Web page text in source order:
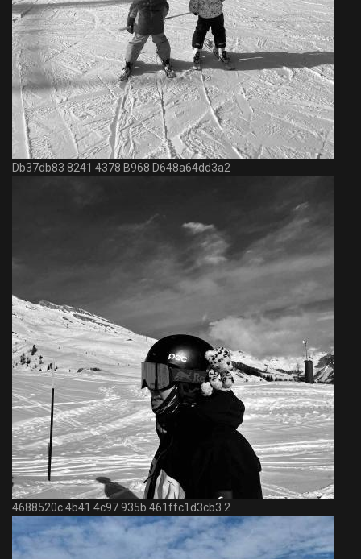
Db37db83 8241 4378 B968 D648a64dd3a2
4688520c 4b41 4c97 935b 461ffc1d3cb3 2